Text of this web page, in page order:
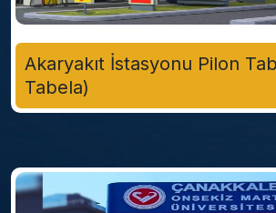
Akaryakıt İstasyonu Pilon
Tabela)